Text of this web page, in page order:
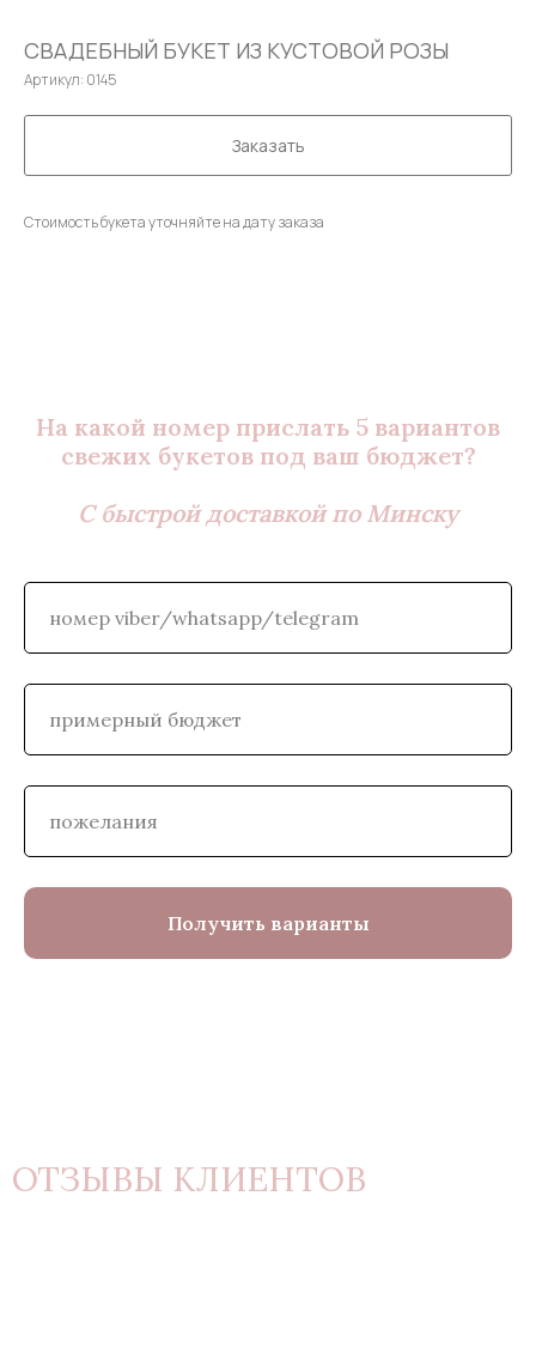
СВАДЕБНЫЙ БУКЕТ ИЗ КУСТОВОЙ РОЗЫ
Артикул: 0145
Заказать
Стоимость букета уточняйте на дату заказа
На какой номер прислать 5 вариантов
свежих букетов под ваш бюджет?
С быстрой доставкой по Минску
Получить варианты
ОТЗЫВЫ КЛИЕНТОВ